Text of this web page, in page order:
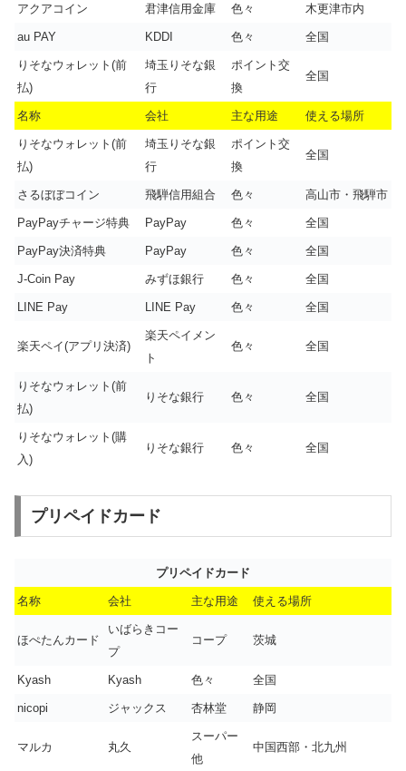
アクアコイン 君津信用金庫 色々 木更津市内
au PAY KDDI 色々 全国
りそなウォレット(前
払)
埼玉りそな銀
行
ポイント交
換
全国
名称 会社 主な用途 使える場所
りそなウォレット(前
払)
埼玉りそな銀
行
ポイント交
換
全国
さるぼぼコイン 飛騨信用組合 色々 高山市・飛騨市
PayPayチャージ特典 PayPay 色々 全国
PayPay決済特典 PayPay 色々 全国
J-Coin Pay みずほ銀行 色々 全国
LINE Pay LINE Pay 色々 全国
楽天ペイ(アプリ決済)
楽天ペイメン
ト
色々 全国
りそなウォレット(前
払)
りそな銀行 色々 全国
りそなウォレット(購
入)
りそな銀行 色々 全国
プリペイドカード
プリペイドカード
名称 会社 主な用途 使える場所
ほぺたんカード
いばらきコー
プ
コープ 茨城
Kyash Kyash 色々 全国
nicopi ジャックス 杏林堂 静岡
マルカ 丸久
スーパー
他
中国西部・北九州